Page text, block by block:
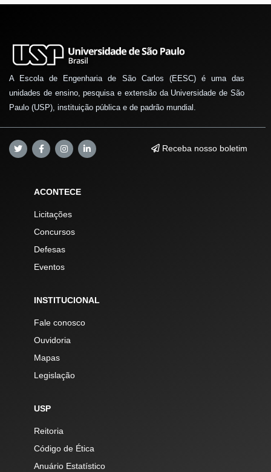
A Escola de Engenharia de São Carlos (EESC) é uma das
unidades de ensino, pesquisa e extensão da Universidade de São
Paulo (USP), instituição pública e de padrão mundial.
Receba nosso boletim
ACONTECE
Licitações
Concursos
Defesas
Eventos
INSTITUCIONAL
Fale conosco
Ouvidoria
Mapas
Legislação
USP
Reitoria
Código de Ética
Anuário Estatístico